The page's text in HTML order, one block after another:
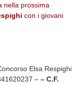
nella prossima
con i giovani
Elsa Respighi
– – C.F.